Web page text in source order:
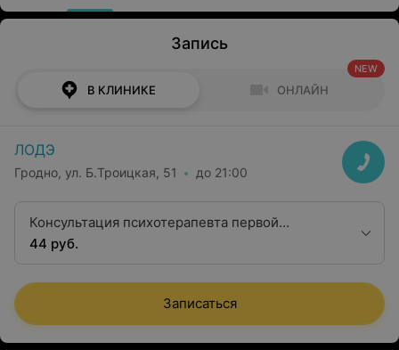
Запись
В КЛИНИКЕ ОНЛАЙН
NEW
ЛОДЭ
Гродно, ул. Б.Троицкая, 51 до 21:00
Консультация психотерапевта первой
квалификационной категории
44 руб.
Записаться